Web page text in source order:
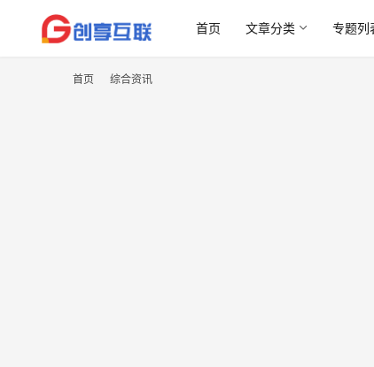
首页 文章分类 专题列
首页 综合资讯